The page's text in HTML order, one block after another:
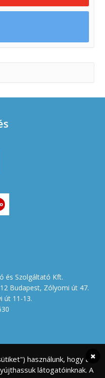
és Szolgáltató Kft.
Budapest, Zólyomi út 47.
út 11-13.
használunk, hogy a
látogatóinknak. A